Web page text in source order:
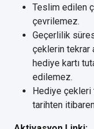
Teslim edilen
çevrilemez.
Geçerlilik
çeklerin tekrar
hediye kartı
edilemez.
Hediye çekleri
tarihten